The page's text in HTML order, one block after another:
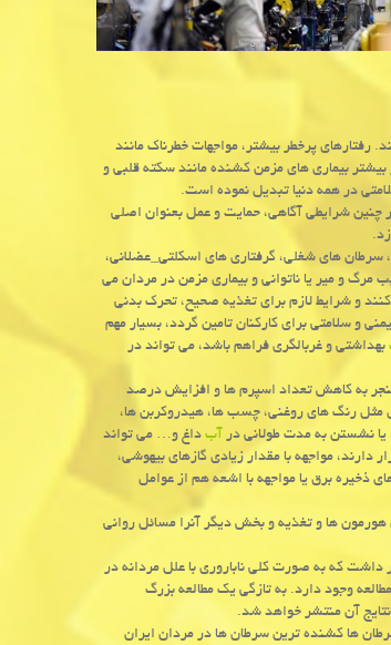
رفتارهای پرخطر بیشتر، مواجهات خطرناک مانند
بیماری های مزمن کشنده مانند سکته قلبی و
در همه دنیا تبدیل نموده است.
چنین شرایطی آگاهی، حمایت و عمل بعنوان اصلی
سرطان های شغلی، گرفتاری های اسکلتی_عضلانی،
و میر یا ناتوانی و بیماری مزمن در مردان می
و شرایط لازم برای تغذیه صحیح، تحرک بدنی
و سلامتی برای کارکنان تامین گردد، بسیار مهم
بهداشتی و غربالگری فراهم باشد، می تواند در
به کاهش تعداد اسپرم ها و افزایش درصد
مثل رنگ های روغنی، چسب ها، هیدروکربن ها،
یا نشستن به مدت طولانی در آب داغ و… می تواند
مواجهه با مقدار زیادی گازهای بیهوشی،
ذخیره برق یا مواجهه با اشعه هم از عوامل
ها و تغذیه و بخش دیگر آنرا مسائل روانی
داشت که به صورت کلی ناباروری با علل مردانه در
مطالعه وجود دارد. به تازگی یک مطالعه بزرگ
آن منتشر خواهد شد.
ها کشنده ترین سرطان ها در مردان ایران